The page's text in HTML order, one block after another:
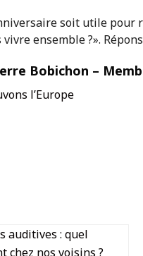
soit utile pour
ensemble ?».
Bobichon –
l’Europe